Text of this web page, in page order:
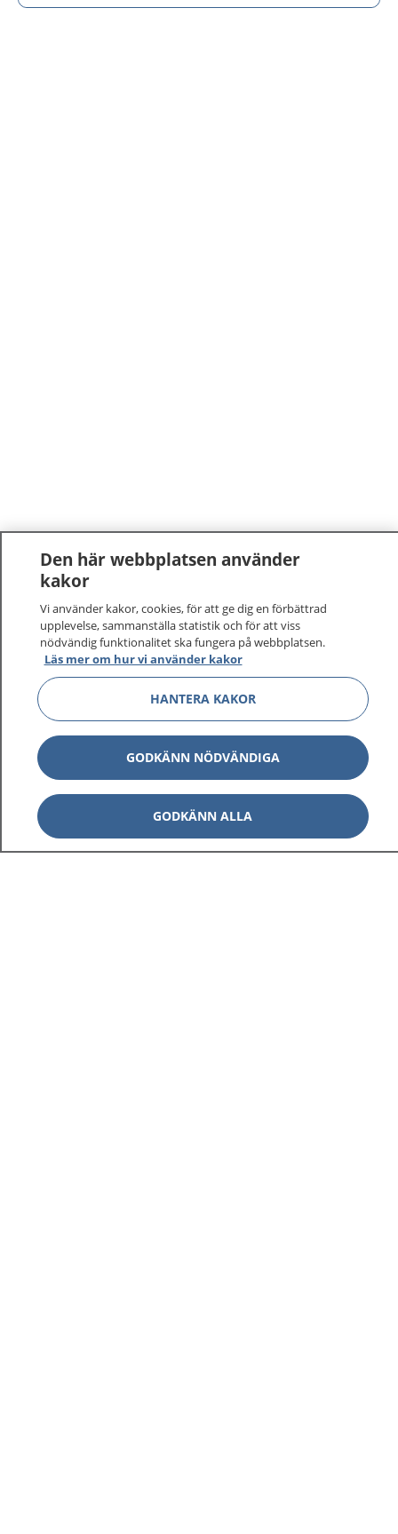
Den här webbplatsen använder
kakor
Vi använder kakor, cookies, för att ge dig en förbättrad
upplevelse, sammanställa statistik och för att viss
nödvändig funktionalitet ska fungera på webbplatsen.
Läs mer om hur vi använder kakor
HANTERA KAKOR
GODKÄNN NÖDVÄNDIGA
GODKÄNN ALLA